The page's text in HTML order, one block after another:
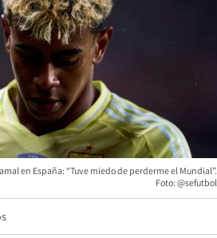
en España: “Tuve miedo de perderme el Mundial”.
Foto: @sefutbol